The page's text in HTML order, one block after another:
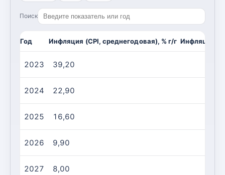
Поиск
Год Инфляция (CPI, среднегодовая), % г/г Инфляция
2023 39,20
2024 22,90
2025 16,60
2026 9,90
2027 8,00